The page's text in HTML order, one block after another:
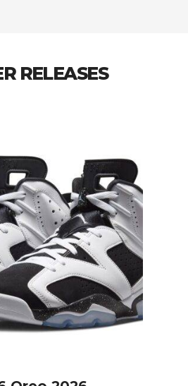
RELEASES